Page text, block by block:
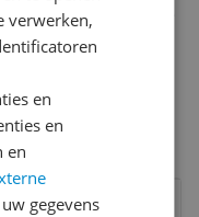
een betere
kans op
8
7
verwerken,
en
en
en
gegevens